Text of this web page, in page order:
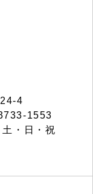
4
1553
・日・祝